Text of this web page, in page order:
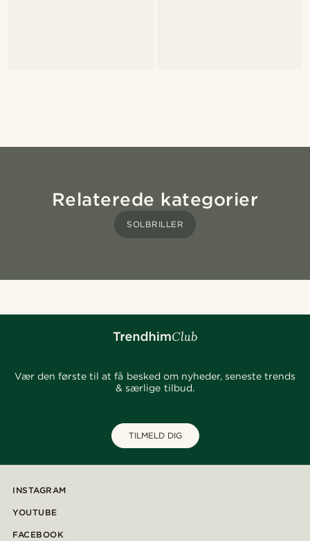
Relaterede kategorier
SOLBRILLER
Vær den første til at få besked om nyheder, seneste trends
& særlige tilbud.
TILMELD DIG
INSTAGRAM
YOUTUBE
FACEBOOK